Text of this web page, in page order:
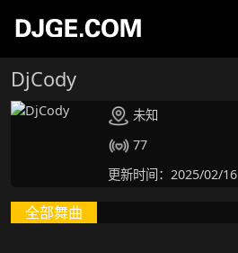
DjCody
未知
77
更新时间：2025/02/16
全部舞曲